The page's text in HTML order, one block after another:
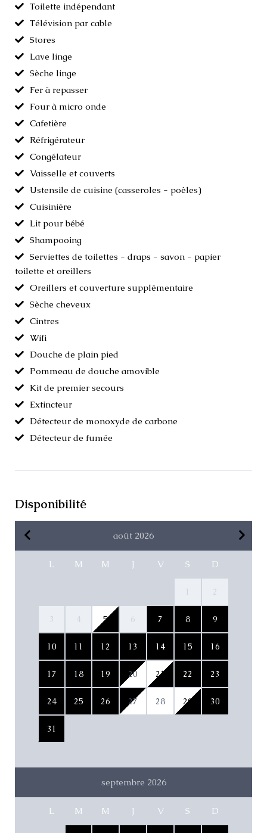
Toilette indépendant
Télévision par cable
Stores
Lave linge
Sèche linge
Fer à repasser
Four à micro onde
Cafetière
Réfrigérateur
Congélateur
Vaisselle et couverts
Ustensile de cuisine (casseroles - poêles)
Cuisinière
Lit pour bébé
Shampooing
Serviettes de toilettes - draps - savon - papier
toilette et oreillers
Oreillers et couverture supplémentaire
Sèche cheveux
Cintres
Wifi
Douche de plain pied
Pommeau de douche amovible
Kit de premier secours
Extincteur
Détecteur de monoxyde de carbone
Détecteur de fumée
Disponibilité
août 2026
L M M J V S D
1 2
3 4 5 6 7 8 9
10 11 12 13 14 15 16
17 18 19 20 21 22 23
24 25 26 27 28 29 30
31
septembre 2026
L M M J V S D